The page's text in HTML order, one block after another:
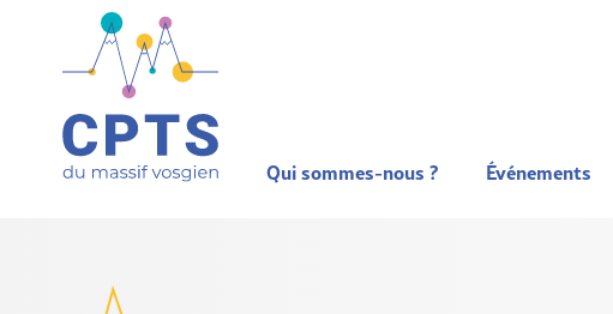
Qui sommes-nous ? Événements